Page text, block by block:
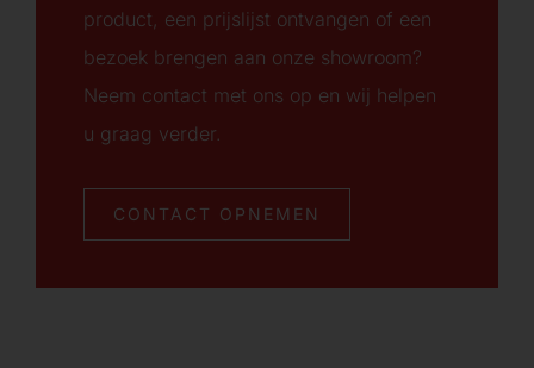
product, een prijslijst ontvangen of een
bezoek brengen aan onze showroom?
Neem contact met ons op en wij helpen
u graag verder.
CONTACT OPNEMEN